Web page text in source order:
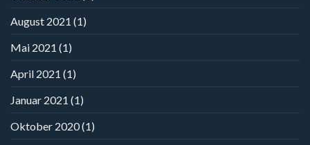
August 2021 (1)
Mai 2021 (1)
April 2021 (1)
Januar 2021 (1)
Oktober 2020(1)